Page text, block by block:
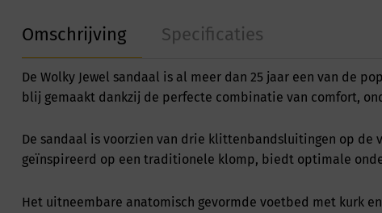
Omschrijving Specificaties
De Wolky Jewel sandaal is al meer dan 25 jaar een van de
blij gemaakt dankzij de perfecte combinatie van comfort,
De sandaal is voorzien van drie klittenbandsluitingen op de
geïnspireerd op een traditionele klomp, biedt optimale
Het uitneembare anatomisch gevormde voetbed met kurk